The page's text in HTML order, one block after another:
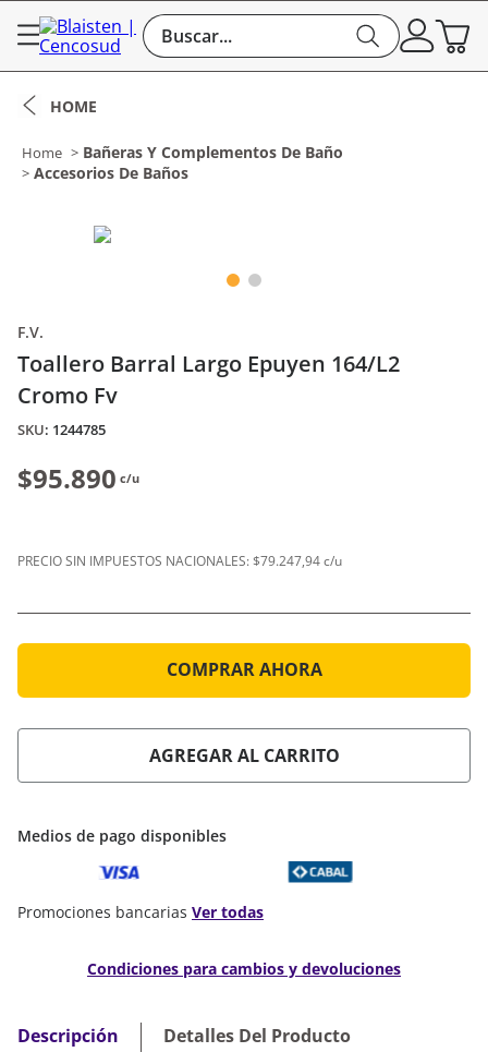
Buscar...
Bañeras Y Complementos De Baño
Accesorios De Baños
F.V.
Toallero Barral Largo Epuyen 164/L2
Cromo Fv
: 1244785
$95.890 c/u
PRECIO SIN IMPUESTOS NACIONALES:$79.247,94 c/u
COMPRAR AHORA
AGREGAR AL CARRITO
Medios de pago disponibles
Promociones bancarias Ver todas
Condiciones para cambios y devoluciones
Descripción Detalles Del Producto